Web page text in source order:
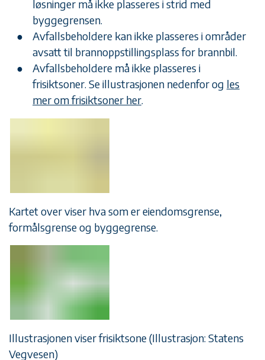
løsninger må ikke plasseres i strid med
byggegrensen.
Avfallsbeholdere kan ikke plasseres i områder
avsatt til brannoppstillingsplass for brannbil.
Avfallsbeholdere må ikke plasseres i
frisiktsoner. Se illustrasjonen nedenfor og les
mer om frisiktsoner her.
Kartet over viser hva som er eiendomsgrense,
formålsgrense og byggegrense.
Illustrasjonen viser frisiktsone (Illustrasjon: Statens
Vegvesen)